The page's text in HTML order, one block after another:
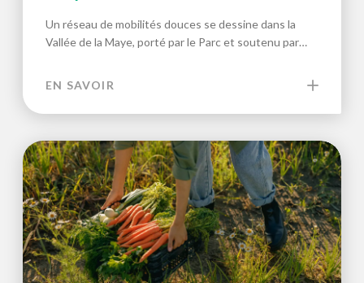
Un réseau de mobilités douces se dessine dans la
Vallée de la Maye, porté par le Parc et soutenu par…
EN SAVOIR